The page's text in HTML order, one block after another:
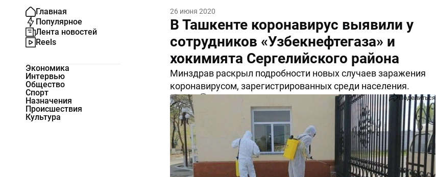
Главная
Популярное
Лента новостей
Reels
Экономика
Интервью
Общество
Спорт
Назначения
Происшествия
Культура
26 июня 2020
В Ташкенте коронавирус выявили у
сотрудников «Узбекнефтегаза» и
хокимията Сергелийского района
Минздрав раскрыл подробности новых случаев заражения
коронавирусом, зарегистрированных среди населения.
14329 Поделиться